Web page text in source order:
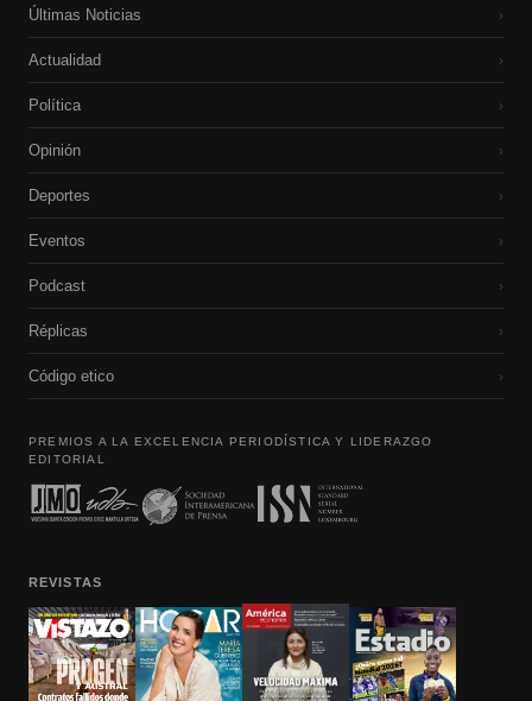
Últimas Noticias ›
Actualidad ›
Política ›
Opinión ›
Deportes ›
Eventos ›
Podcast ›
Réplicas ›
Código etico ›
PREMIOS A LA EXCELENCIA PERIODÍSTICA Y LIDERAZGO
EDITORIAL
REVISTAS